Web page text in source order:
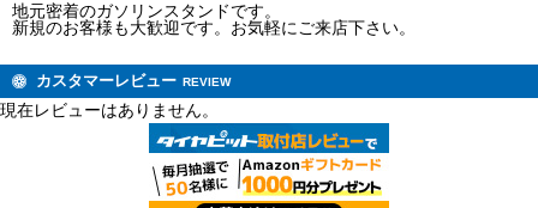
地元密着のガソリンスタンドです。
新規のお客様も大歓迎です。お気軽にご来店下さい。
カスタマーレビュー REVIEW
現在レビューはありません。